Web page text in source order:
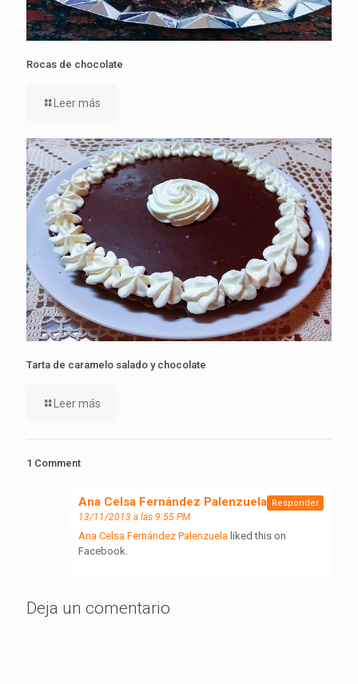
Rocas de chocolate
Leer más
Tarta de caramelo salado y chocolate
Leer más
1 Comment
Ana Celsa Fernández Palenzuela dice:
13/11/2013 a las 9:55 PM
Ana Celsa Fernández Palenzuela liked this on
Facebook.
Responder
Deja un comentario